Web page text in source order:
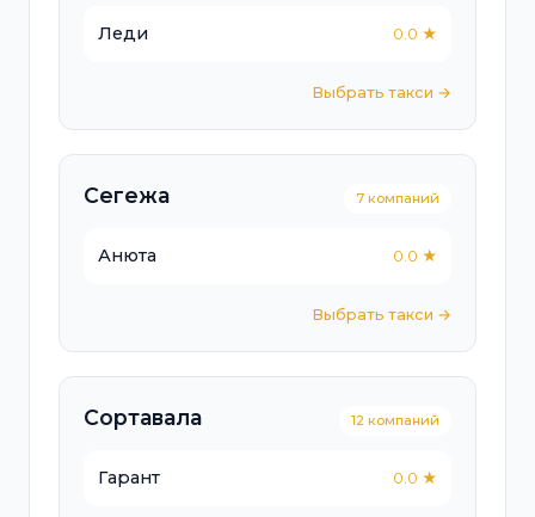
Леди 0.0 ★
Выбрать такси →
Сегежа 7 компаний
Анюта 0.0 ★
Выбрать такси →
Сортавала 12 компаний
Гарант 0.0 ★